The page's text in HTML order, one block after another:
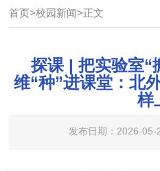
首页>校园新闻>正文
探课 | 把实验室“
维“种”进课堂：北
样
发布日期：2026-05-